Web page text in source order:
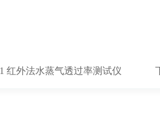
红外法水蒸气透过率测试仪